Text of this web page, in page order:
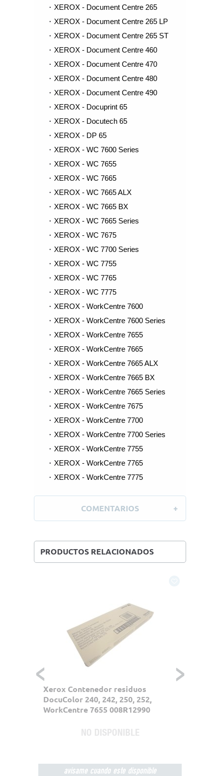
XEROX - Document Centre 265
XEROX - Document Centre 265 LP
XEROX - Document Centre 265 ST
XEROX - Document Centre 460
XEROX - Document Centre 470
XEROX - Document Centre 480
XEROX - Document Centre 490
XEROX - Docuprint 65
XEROX - Docutech 65
XEROX - DP 65
XEROX - WC 7600 Series
XEROX - WC 7655
XEROX - WC 7665
XEROX - WC 7665 ALX
XEROX - WC 7665 BX
XEROX - WC 7665 Series
XEROX - WC 7675
XEROX - WC 7700 Series
XEROX - WC 7755
XEROX - WC 7765
XEROX - WC 7775
XEROX - WorkCentre 7600
XEROX - WorkCentre 7600 Series
XEROX - WorkCentre 7655
XEROX - WorkCentre 7665
XEROX - WorkCentre 7665 ALX
XEROX - WorkCentre 7665 BX
XEROX - WorkCentre 7665 Series
XEROX - WorkCentre 7675
XEROX - WorkCentre 7700
XEROX - WorkCentre 7700 Series
XEROX - WorkCentre 7755
XEROX - WorkCentre 7765
XEROX - WorkCentre 7775
COMENTARIOS
PRODUCTOS RELACIONADOS
Xerox Contenedor residuos
DocuColor 240, 242, 250, 252,
WorkCentre 7655 008R12990
NO DISPONIBLE
avisame cuando este disponible